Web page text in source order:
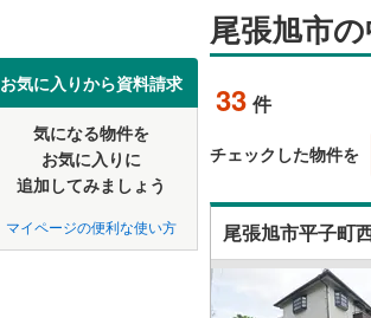
お気に入りから資料請求
気になる物件を
お気に入りに
追加してみましょう
マイページの便利な使い方
尾張旭市
33 件
チェックした物件を
尾張旭市平子町
信越・北陸
近畿
中国
四国
愛知県のそ
かの地域
私鉄・その